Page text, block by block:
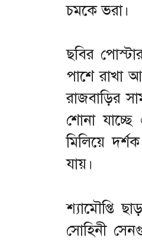
চমকে ভরা।
ছবির
পাশে রাখা
রাজবাড়ির
শোনা
মিলিয়ে
যায়।
শ্যামৌপ্তি
সোহিনী